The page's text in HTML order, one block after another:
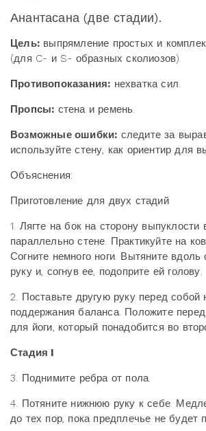
Анантасана (две стадии).
Цель: выпрямление простых и
(для C- и S- образных сколиозов).
Противопоказания: нехватка сил.
Пропсы: стена и ремень.
Возможные ошибки: следите за
используйте стену, как ориентир для
Объяснения:
Приготовление для двух стадий
1. Лягте на бок на сторону выпуклости
параллельно стене. Практикуйте на
Согните немного ноги. Вытяните
руку и, согнув ее, подоприте ей голову.
2. Поставьте другую руку перед собой
поддержания баланса. Положите
для йоги, который понадобится во
Стадия I
3. Поднимите ребра от пола.
4. Потяните нижнюю руку к себе.
до тех пор, пока предплечье не будет